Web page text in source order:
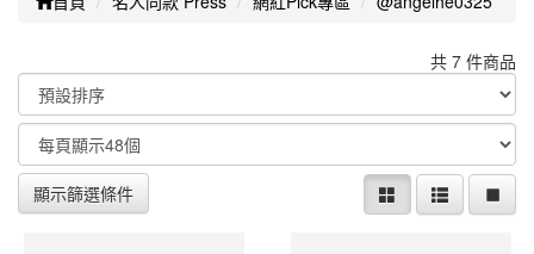
共 7 件商品
顯示篩選條件